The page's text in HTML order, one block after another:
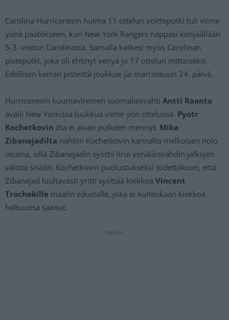
Carolina Hurricanesin huima 11 ottelun voittoputki tuli viime
yönä päätökseen, kun New York Rangers nappasi kotijäällään
5-3 -voiton Carolinasta. Samalla katkesi myös Carolinan
pisteputki, joka oli ehtinyt venyä jo 17 ottelun mittaiseksi.
Edellisen kerran pisteittä joukkue jäi marraskuun 24. päivä.
Hurricanesin kuumavireinen suomalaisvahti Antti Raanta
availi New Yorkissa luukkua viime yön ottelussa. Pyotr
Kochetkovin ilta ei aivan putkeen mennyt. Mika
Zibanejadilta nähtiin Kochetkovin kannalta melkoisen nolo
osuma, sillä Zibanejadin syöttö lirui venäläisvahdin jalkojen
välistä sisään. Kochetkovin puolustukseksi todettakoon, että
Zibanejad luultavasti yritti syöttää kiekkoa Vincent
Trochekille maalin edustalle, joka ei kuitenkaan kiekkoa
haltuunsa saanut.
Mainos: